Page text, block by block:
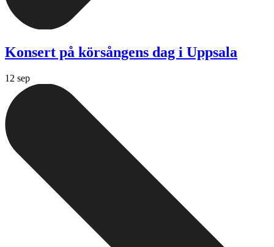
Konsert på körsångens dag i Uppsala
12 sep